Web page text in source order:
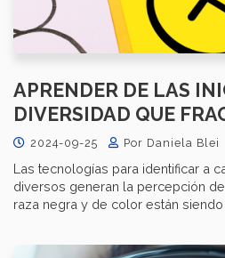
APRENDER DE LAS
DIVERSIDAD QUE
2024-09-25 Por Daniela Blei
Las tecnologías para identificar a
diversos generan la percepción
raza negra y de color están siendo